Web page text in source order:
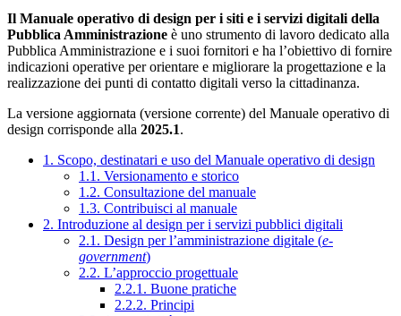
Il Manuale operativo di design per i siti e i servizi digitali della
Pubblica Amministrazione è uno strumento di lavoro dedicato alla
Pubblica Amministrazione e i suoi fornitori e ha l’obiettivo di fornire
indicazioni operative per orientare e migliorare la progettazione e la
realizzazione dei punti di contatto digitali verso la cittadinanza.
La versione aggiornata (versione corrente) del Manuale operativo di
design corrisponde alla 2025.1.
1. Scopo, destinatari e uso del Manuale operativo di design
1.1. Versionamento e storico
1.2. Consultazione del manuale
1.3. Contribuisci al manuale
2. Introduzione al design per i servizi pubblici digitali
2.1. Design per l’amministrazione digitale (e-
government)
2.2. L’approccio progettuale
2.2.1. Buone pratiche
2.2.2. Principi